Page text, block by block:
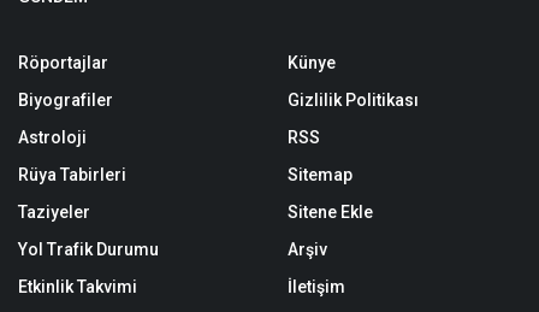
A+
K ültür ve Turizm Bakanlığı himayesinde bu yıl
Darende’de düzenlenen Hıdırellez Şenliği,
renkli görüntüler ve yoğun katılımla
gerçekleştirildi. Hedik ikramı, yumurta tokuşturma
yarışması, mehter ve folklor gösterileri ile
geleneksel ritüellerin yaşatıldığı etkinlikte